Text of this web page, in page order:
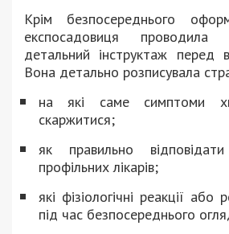
Крім безпосереднього
експосадовиця проводила
детальний інструктаж
Вона детально розписувала
на які саме симптоми
скаржитися;
як правильно
профільних лікарів;
які фізіологічні реакції або
під час безпосереднього